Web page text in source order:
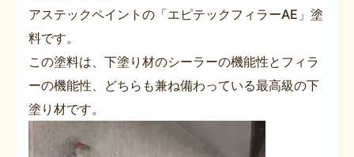
アステックペイントの「エピテックフィラーAE」塗
料です。
この塗料は、下塗り材のシーラーの機能性とフィラ
ーの機能性、どちらも兼ね備わっている最高級の下
塗り材です。